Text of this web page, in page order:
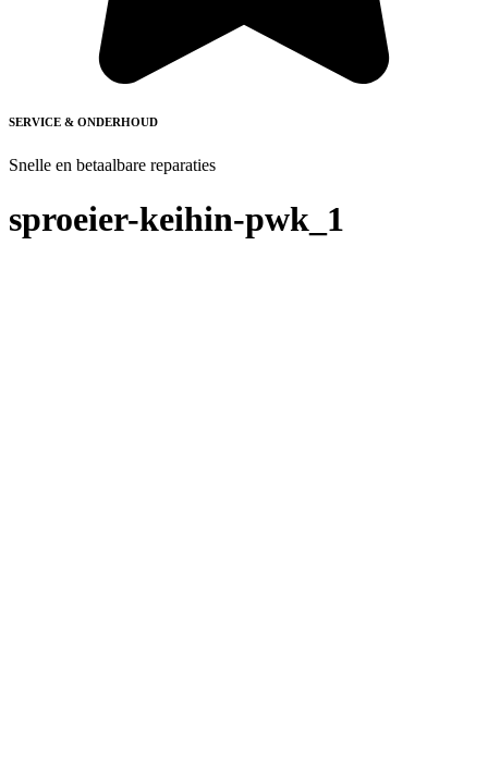
SERVICE & ONDERHOUD
Snelle en betaalbare reparaties
sproeier-keihin-pwk_1